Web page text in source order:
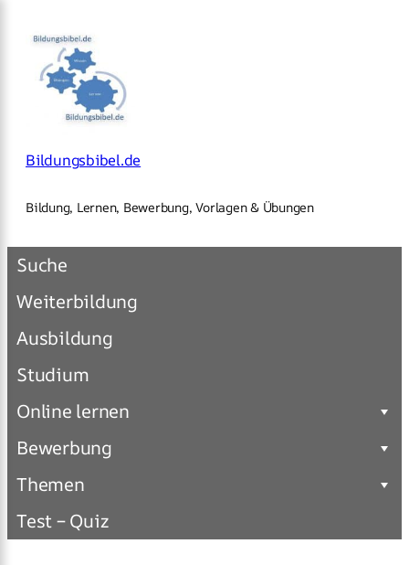
Inhalt
springen
Bildungsbibel.de
Bildung, Lernen, Bewerbung, Vorlagen & Übungen
Suche
Weiterbildung
Ausbildung
Studium
Online lernen
Bewerbung
Themen
Test – Quiz